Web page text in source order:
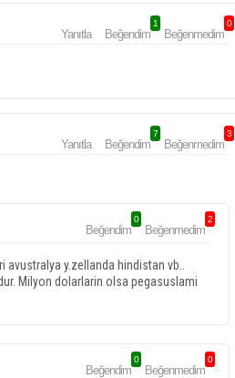
Yanıtla Beğendim
1
Beğenmedim
0
Yanıtla Beğendim
7
Beğenmedim
3
Beğendim
0
Beğenmedim
2
y.zellanda hindistan vb..
Milyon dolarlarin olsa pegasuslami
Beğendim
0
Beğenmedim
0